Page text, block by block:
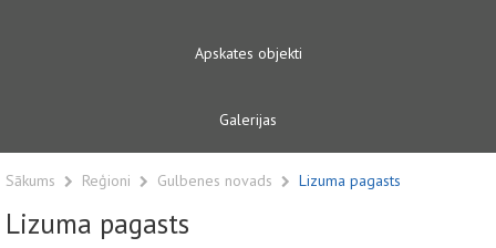
Apskates objekti
Galerijas
Sākums Reģioni Gulbenes novads Lizuma pagasts
Lizuma pagasts